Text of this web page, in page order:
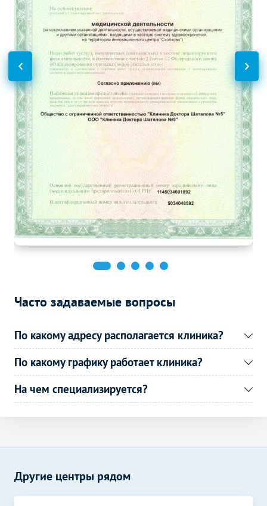
УЗИ лимфоузлов
Дуплексное сканирование
сосудов Без контраста С контрастом
Дуплексное сканирование
дуги аорты и ее ветвей
800р. -
Функциональная
диагностика Без контраста С контрастом
Электрокардиография
(ЭКГ)
Эндоскопические методы
исследования
Кольпоскопия 1300 р.
Часто задаваемые вопросы
По какому адресу располагается клиника?
По какому графику работает клиника?
На чем специализируется?
Другие центры рядом